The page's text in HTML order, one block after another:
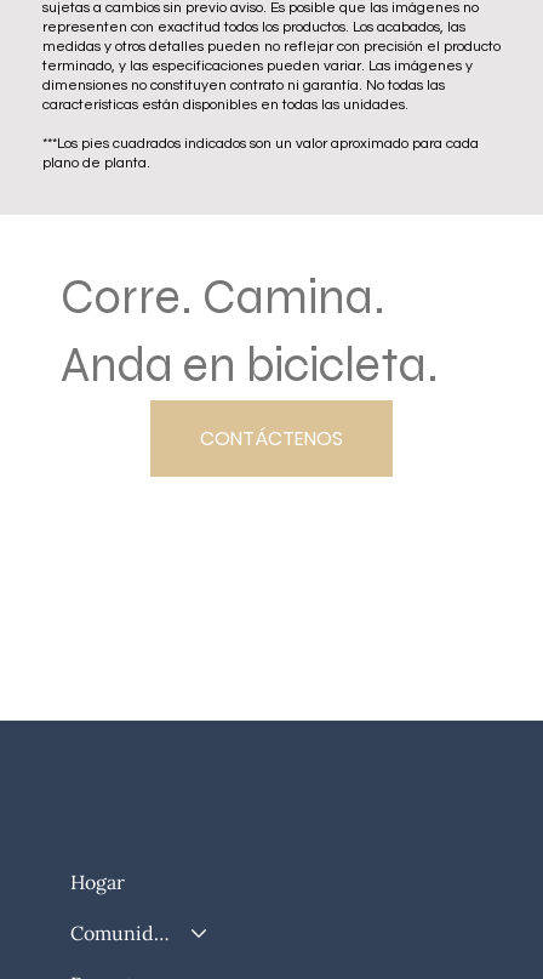
sujetas a cambios sin previo aviso. Es posible que las imágenes no
representen con exactitud todos los productos. Los acabados, las
medidas y otros detalles pueden no reflejar con precisión el producto
terminado, y las especificaciones pueden variar. Las imágenes y
dimensiones no constituyen contrato ni garantía. No todas las
características están disponibles en todas las unidades.
***Los pies cuadrados indicados son un valor aproximado para cada
plano de planta.
CONTÁCTENOS
Corre. Camina.
Anda en bicicleta.
Hogar
Comunidad